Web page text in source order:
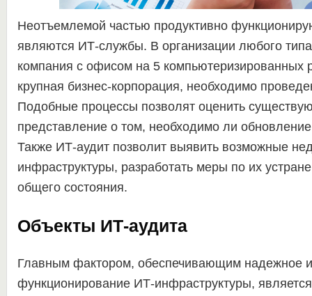
Неотъемлемой частью продуктивно
являются ИТ-службы. В организации любого
компания с офисом на 5 компьютеризированных
крупная бизнес-корпорация, необходимо
Подобные процессы позволят оценить
представление о том, необходимо ли
Также ИТ-аудит позволит выявить возможные
инфраструктуры, разработать меры по их
общего состояния.
Объекты ИТ-аудита
Главным фактором, обеспечивающим надежное
функционирование ИТ-инфраструктуры,